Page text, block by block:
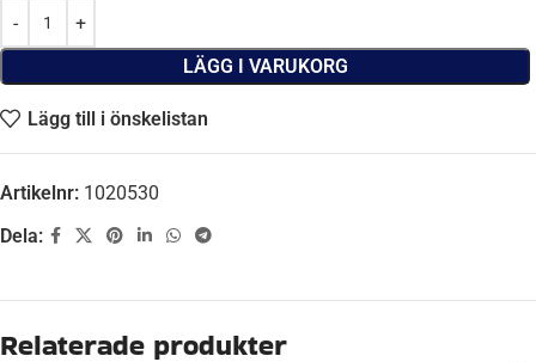
LÄGG I VARUKORG
Lägg till i önskelistan
Artikelnr: 1020530
Dela:
Beskrivning